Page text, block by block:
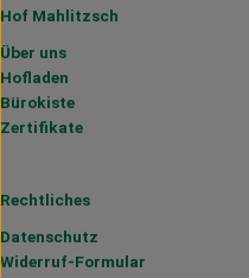
Hof Mahlitzsch
Über uns
Hofladen
Bürokiste
Zertifikate
Rechtliches
Datenschutz
Widerruf-Formular